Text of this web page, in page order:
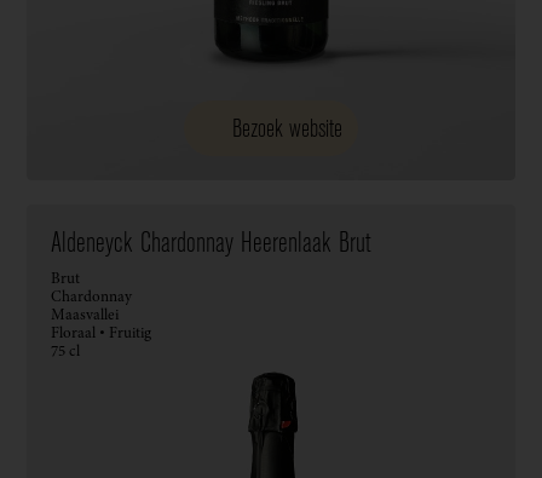
Bezoek website
Aldeneyck Chardonnay Heerenlaak Brut
Brut
Chardonnay
Maasvallei
Floraal • Fruitig
75 cl